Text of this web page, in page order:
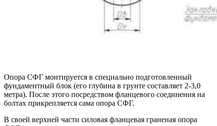
Опора СФГ монтируется в специально подготовленный
фундаментный блок (его глубина в грунте составляет 2-3,0
метра). После этого посредством фланцевого соединения на
болтах прикрепляется сама опора СФГ.
В своей верхней части силовая фланцевая граненая опора